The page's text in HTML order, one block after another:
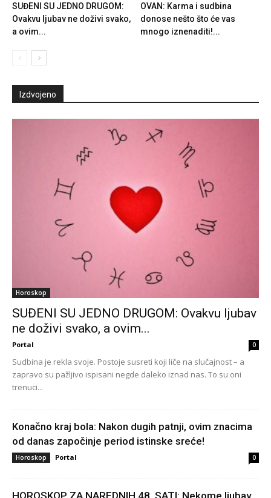
SUĐENI SU JEDNO DRUGOM:
Ovakvu ljubav ne doživi svako,
a ovim...
OVAN: Karma i sudbina
donose nešto što će vas
mnogo iznenaditi!...
Izdvojeno
Horoskop
SUĐENI SU JEDNO DRUGOM: Ovakvu ljubav
ne doživi svako, a ovim...
Portal 0
Sudbina je rekla svoje. Postoje susreti koji liče na slučajnost – a
zapravo su pažljivo ispisani negde daleko iznad nas. To su oni
trenuci...
Konačno kraj bola: Nakon dugih patnji, ovim znacima
od danas započinje period istinske sreće!
Horoskop Portal 0
HOROSKOP ZA NAREDNIH 48. SATI: Nekome ljubav